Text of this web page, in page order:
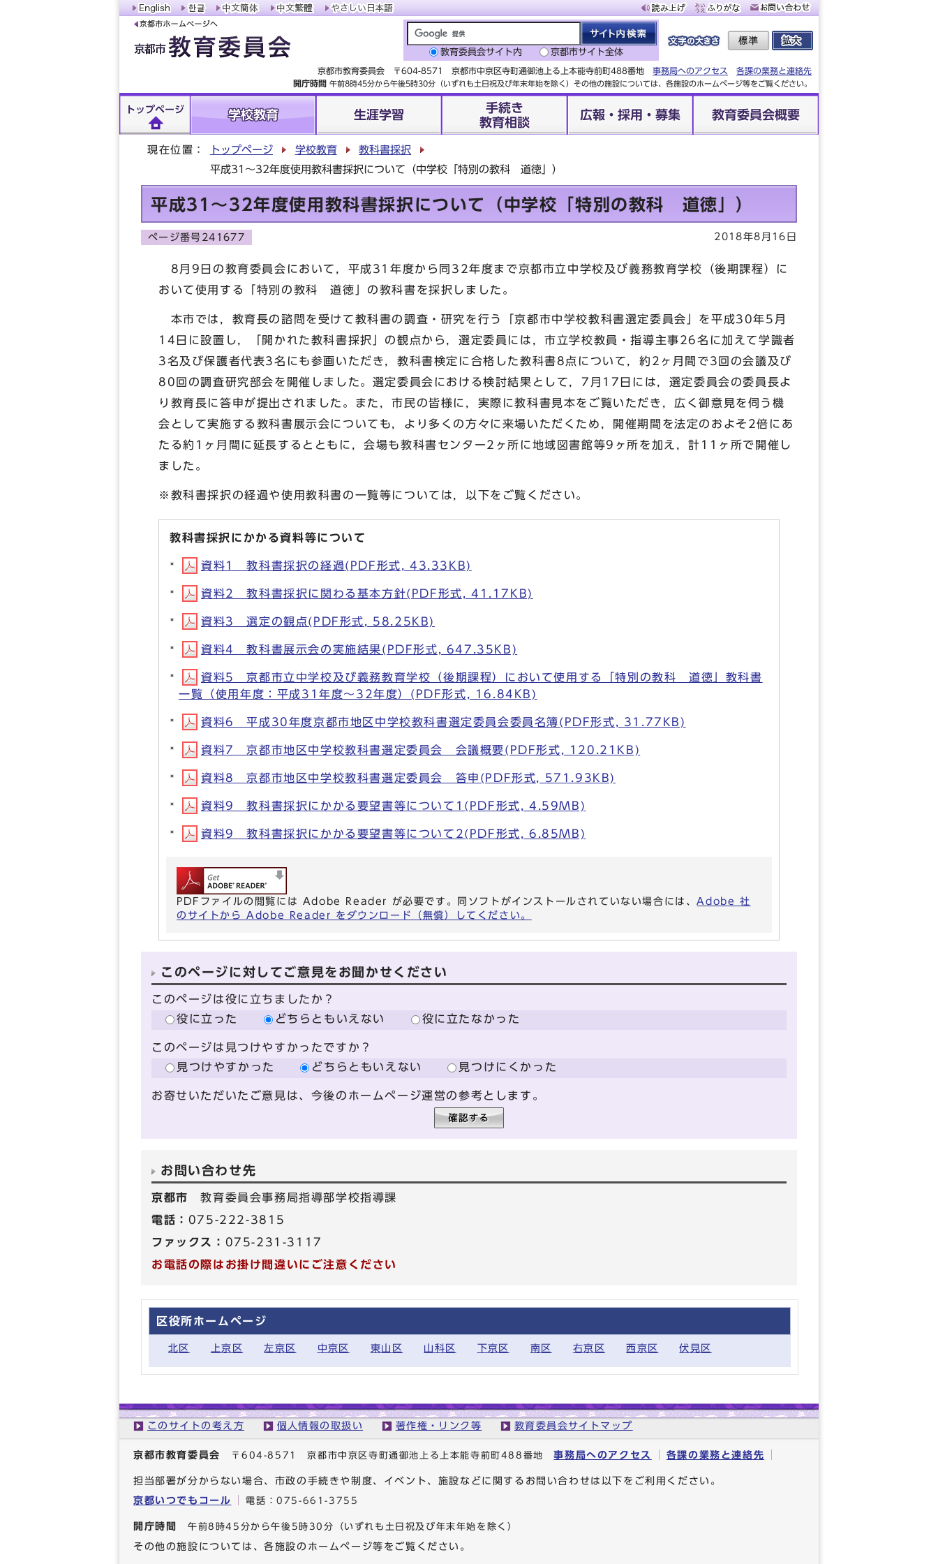
教育委員会サイト内 京都市サイト全体
京都市教育委員会 〒604-8571 京都市中京区寺町通御池上る上本能寺前町488番地 事務局へのアクセス
各課の業務と連絡先
開庁時間 午前8時45分から午後5時30分（いずれも土日祝及び年末年始を除く）その他の施設については、各施設のホームページ等をご覧ください。
トップページ 学校教育 生涯学習
手続き
教育相談
広報・採用・募集 教育委員会概要
現在位置： トップページ 学校教育
教科書採択
平成31～32年度使用教科書採択について（中学校「特別の教科 道徳」）
平成31～32年度使用教科書採択について（中学校「特別の教科 道徳」）
ページ番号241677 2018年8月16日
8月9日の教育委員会において，平成31年度から同32年度まで京都市立中学校及び義務教育学校（後期課程）に
おいて使用する「特別の教科 道徳」の教科書を採択しました。
本市では，教育長の諮問を受けて教科書の調査・研究を行う「京都市中学校教科書選定委員会」を平成30年5月
14日に設置し，「開かれた教科書採択」の観点から，選定委員には，市立学校教員・指導主事26名に加えて学識者
3名及び保護者代表3名にも参画いただき，教科書検定に合格した教科書8点について，約2ヶ月間で3回の会議及び
80回の調査研究部会を開催しました。選定委員会における検討結果として，7月17日には，選定委員会の委員長よ
り教育長に答申が提出されました。また，市民の皆様に，実際に教科書見本をご覧いただき，広く御意見を伺う機
会として実施する教科書展示会についても，より多くの方々に来場いただくため，開催期間を法定のおよそ2倍にあ
たる約1ヶ月間に延長するとともに，会場も教科書センター2ヶ所に地域図書館等9ヶ所を加え，計11ヶ所で開催し
ました。
※教科書採択の経過や使用教科書の一覧等については，以下をご覧ください。
教科書採択にかかる資料等について
資料1 教科書採択の経過(PDF形式, 43.33KB)
資料2 教科書採択に関わる基本方針(PDF形式, 41.17KB)
資料3 選定の観点(PDF形式, 58.25KB)
資料4 教科書展示会の実施結果(PDF形式, 647.35KB)
資料5 京都市立中学校及び義務教育学校（後期課程）において使用する「特別の教科 道徳」教科書
一覧（使用年度：平成31年度～32年度）(PDF形式, 16.84KB)
資料6 平成30年度京都市地区中学校教科書選定委員会委員名簿(PDF形式, 31.77KB)
資料7 京都市地区中学校教科書選定委員会 会議概要(PDF形式, 120.21KB)
資料8 京都市地区中学校教科書選定委員会 答申(PDF形式, 571.93KB)
資料9 教科書採択にかかる要望書等について1(PDF形式, 4.59MB)
資料9 教科書採択にかかる要望書等について2(PDF形式, 6.85MB)
PDFファイルの閲覧には Adobe Reader が必要です。同ソフトがインストールされていない場合には、Adobe 社
のサイトから Adobe Reader をダウンロード（無償）してください。
このページに対してご意見をお聞かせください
このページは役に立ちましたか？
役に立った
どちらともいえない 役に立たなかった
このページは見つけやすかったですか？
見つけやすかった
どちらともいえない 見つけにくかった
お寄せいただいたご意見は、今後のホームページ運営の参考とします。
お問い合わせ先
京都市教育委員会事務局指導部学校指導課
電話： 075-222-3815
ファックス： 075-231-3117
お電話の際はお掛け間違いにご注意ください
区役所ホームページ
北区 上京区 左京区 中京区 東山区 山科区 下京区 南区 右京区 西京区 伏見区
このサイトの考え方 個人情報の取扱い 著作権・リンク等 教育委員会サイトマップ
京都市教育委員会 〒604-8571 京都市中京区寺町通御池上る上本能寺前町488番地事務局へのアクセス 各課の業務と連絡先
担当部署が分からない場合、市政の手続きや制度、イベント、施設などに関するお問い合わせは以下をご利用ください。
京都いつでもコール
電話：075-661-3755
開庁時間 午前8時45分から午後5時30分 （いずれも土日祝及び年末年始を除く）
その他の施設については、各施設のホームページ等をご覧ください。